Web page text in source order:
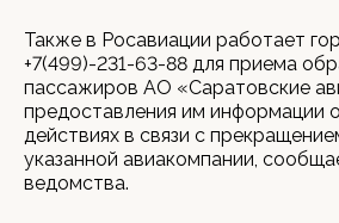
Также в Росавиации работает
+7(499)-231-63-88 для приема
пассажиров АО «Саратовские
предоставления им информации
действиях в связи с
указанной авиакомпании,
ведомства.